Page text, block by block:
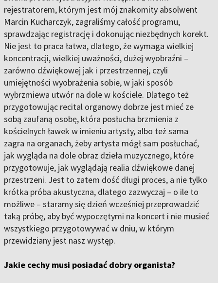
rejestratorem, którym jest mój znakomity absolwent
Marcin Kucharczyk, zagraliśmy całość programu,
sprawdzając registrację i dokonując niezbędnych korekt.
Nie jest to praca łatwa, dlatego, że wymaga wielkiej
koncentracji, wielkiej uważności, dużej wyobraźni –
zarówno dźwiękowej jak i przestrzennej, czyli
umiejętności wyobrażenia sobie, w jaki sposób
wybrzmiewa utwór na dole w kościele. Dlatego też
przygotowując recital organowy dobrze jest mieć ze
sobą zaufaną osobę, która posłucha brzmienia z
kościelnych ławek w imieniu artysty, albo też sama
zagra na organach, żeby artysta mógł sam posłuchać,
jak wygląda na dole obraz dzieła muzycznego, które
przygotowuje, jak wyglądają realia dźwiękowe danej
przestrzeni. Jest to zatem dość długi proces, a nie tylko
krótka próba akustyczna, dlatego zazwyczaj – o ile to
możliwe – staramy się dzień wcześniej przeprowadzić
taką próbę, aby być wypoczętymi na koncert i nie musieć
wszystkiego przygotowywać w dniu, w którym
przewidziany jest nasz występ.
Jakie cechy musi posiadać dobry organista?